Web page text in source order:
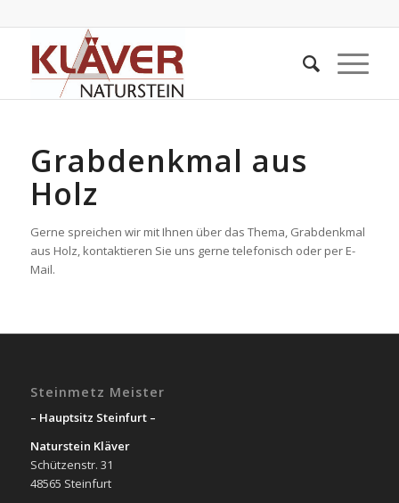
Grabdenkmal aus
Holz
Gerne spreichen wir mit Ihnen über das Thema, Grabdenkmal
aus Holz, kontaktieren Sie uns gerne telefonisch oder per E-
Mail.
Steinmetz Meister
– Hauptsitz Steinfurt –
Naturstein Kläver
Schützenstr. 31
48565 Steinfurt